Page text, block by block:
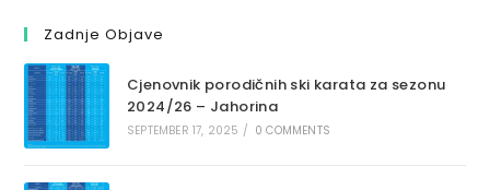
Zadnje Objave
Cjenovnik porodičnih ski karata za sezonu
2024/26 – Jahorina
SEPTEMBER 17, 2025 / 0 COMMENTS